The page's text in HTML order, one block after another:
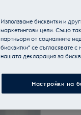
Използваме бисквитки и
маркетингови цели. Също
партньори от социалните
бисквитки“ се съгласявате
нашата декларация за
Настройки на